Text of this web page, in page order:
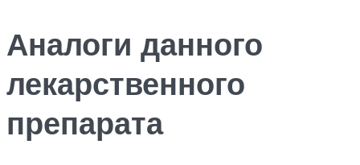
Аналоги данного
лекарственного
препарата